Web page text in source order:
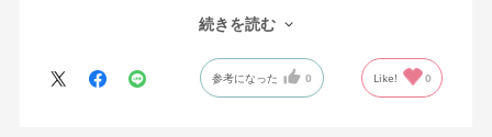
私は勤務先で約11年間、同シリーズのWizard2を使用していま
す。Wizard2にもロッキング強度調整機能が備わっており、最弱に
設定した場合は、通常どおり体重を預けることで背もたれは可動
続きを読む
参考になった 0 Like! 0